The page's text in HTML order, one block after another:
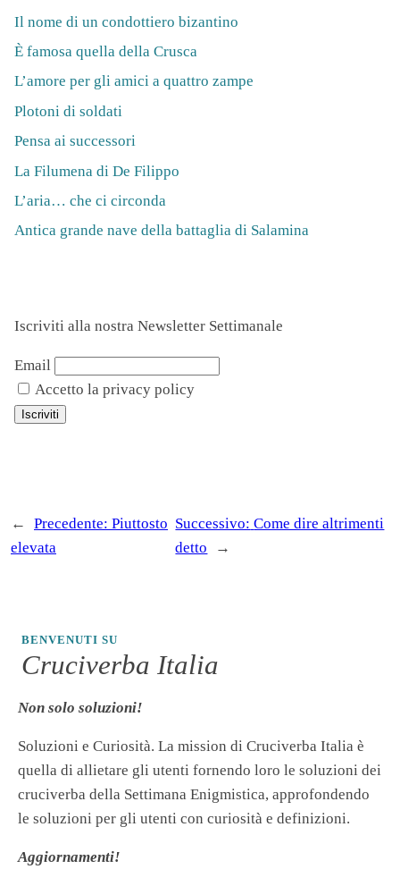
Il nome di un condottiero bizantino
È famosa quella della Crusca
L’amore per gli amici a quattro zampe
Plotoni di soldati
Pensa ai successori
La Filumena di De Filippo
L’aria… che ci circonda
Antica grande nave della battaglia di Salamina
Iscriviti alla nostra Newsletter Settimanale
Email
Accetto la privacy policy
← Precedente: Piuttosto
elevata
Successivo: Come dire altrimenti
detto
→
BENVENUTI SU
Cruciverba Italia
Non solo soluzioni!
Soluzioni e Curiosità. La mission di Cruciverba Italia è
quella di allietare gli utenti fornendo loro le soluzioni dei
cruciverba della Settimana Enigmistica, approfondendo
le soluzioni per gli utenti con curiosità e definizioni.
Aggiornamenti!